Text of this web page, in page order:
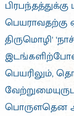
பெயராவதற்கு
திருமொழி'
பெயரிலும்,
பொருளதென